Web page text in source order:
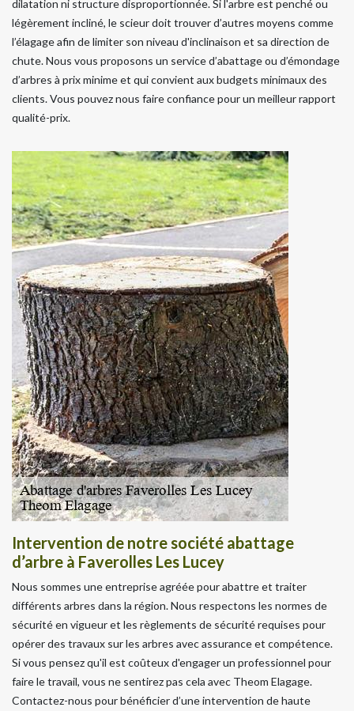
dilatation ni structure disproportionnée. Si l'arbre est penché ou
légèrement incliné, le scieur doit trouver d’autres moyens comme
l’élagage afin de limiter son niveau d'inclinaison et sa direction de
chute. Nous vous proposons un service d’abattage ou d’émondage
d’arbres à prix minime et qui convient aux budgets minimaux des
clients. Vous pouvez nous faire confiance pour un meilleur rapport
qualité-prix.
Intervention de notre société abattage
d’arbre à Faverolles Les Lucey
Nous sommes une entreprise agréée pour abattre et traiter
différents arbres dans la région. Nous respectons les normes de
sécurité en vigueur et les règlements de sécurité requises pour
opérer des travaux sur les arbres avec assurance et compétence.
Si vous pensez qu'il est coûteux d'engager un professionnel pour
faire le travail, vous ne sentirez pas cela avec Theom Elagage.
Contactez-nous pour bénéficier d’une intervention de haute